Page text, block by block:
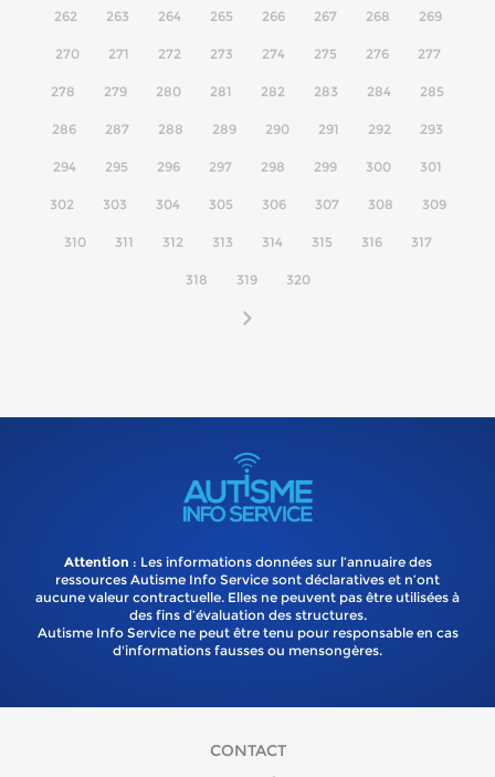
262 263 264 265 266 267 268 269
270 271 272 273 274 275 276 277
278 279 280 281 282 283 284 285
286 287 288 289 290 291 292 293
294 295 296 297 298 299 300 301
302 303 304 305 306 307 308 309
310 311 312 313 314 315 316 317
318 319 320
Attention : Les informations données sur l’annuaire des
ressources Autisme Info Service sont déclaratives et n’ont
aucune valeur contractuelle. Elles ne peuvent pas être utilisées à
des fins d’évaluation des structures.
Autisme Info Service ne peut être tenu pour responsable en cas
d'informations fausses ou mensongères.
CONTACT